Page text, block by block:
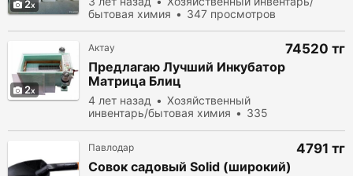
2
бытовая химия
347 просмотров
2
Актау
Предлагаю Лучший Инкубатор
Матрица Блиц
4 лет назад
Хозяйственный
инвентарь/бытовая химия
335
74520 тг
Павлодар
Совок садовый Solid (широкий)
4791 тг